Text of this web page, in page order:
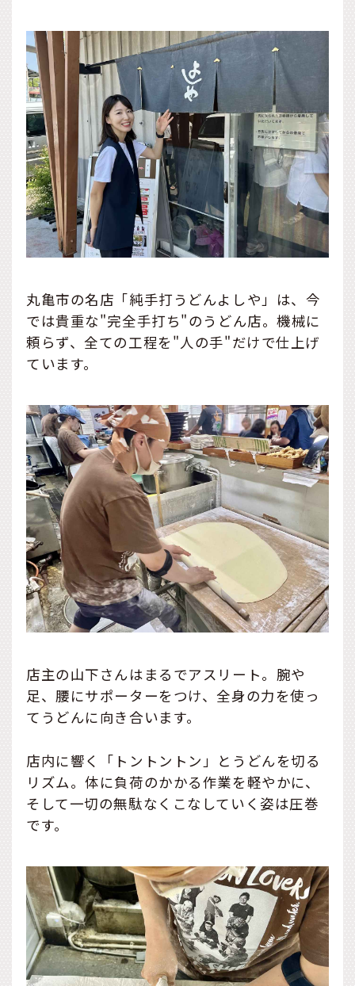
丸亀市の名店「純手打うどんよしや」は、今
では貴重な"完全手打ち"のうどん店。機械に
頼らず、全ての工程を"人の手"だけで仕上げ
ています。
店主の山下さんはまるでアスリート。腕や
足、腰にサポーターをつけ、全身の力を使っ
てうどんに向き合います。
店内に響く「トントントン」とうどんを切る
リズム。体に負荷のかかる作業を軽やかに、
そして一切の無駄なくこなしていく姿は圧巻
です。